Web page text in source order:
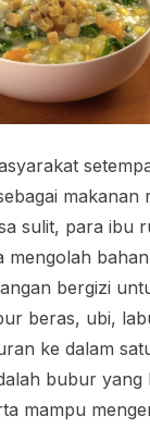
makanan
sulit, para ibu
mengolah
bergizi
beras, ubi,
ke dalam
bubur yang
mampu